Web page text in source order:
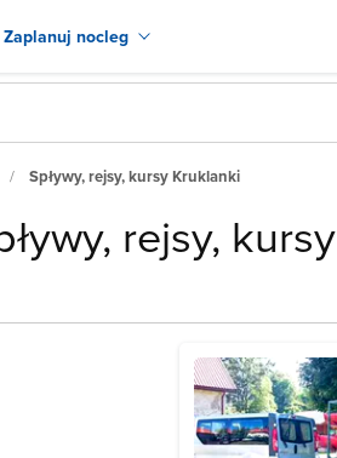
Zaplanuj nocleg
Spływy, rejsy, kursy Kruklanki
rejsy, kursy